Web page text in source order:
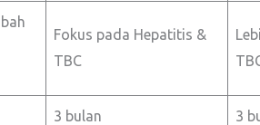
Fokus pada Hepatitis &
TBC
3 bulan 3